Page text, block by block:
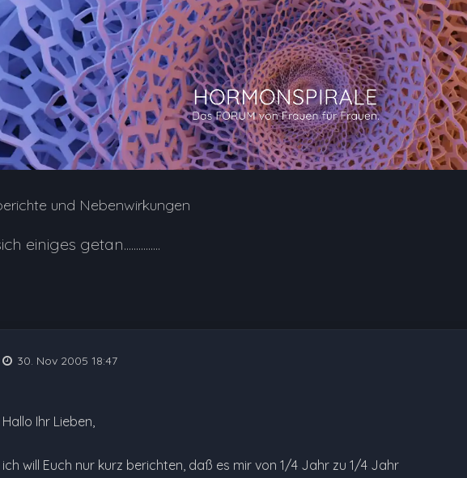
und Nebenwirkungen
einiges getan...............
30. Nov 2005 18:47
Hallo Ihr Lieben,
ich will Euch nur kurz berichten, daß es mir von 1/4 Jahr zu 1/4 Jahr